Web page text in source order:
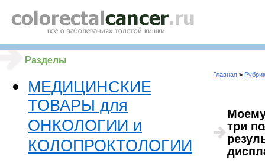
Разделы
МЕДИЦИНСКИЕ
ТОВАРЫ для
ОНКОЛОГИИ и
КОЛОПРОКТОЛОГИИ
Главная >
три